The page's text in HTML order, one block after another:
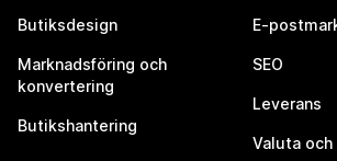
Butiksdesign
Marknadsföring och
konvertering
Butikshantering
E-
SEO
Leverans
Valuta och